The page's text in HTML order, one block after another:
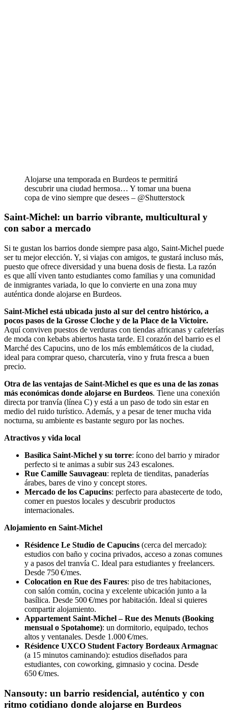
Alojarse una temporada en Burdeos te permitirá
descubrir una ciudad hermosa… Y tomar una buena
copa de vino siempre que desees – @Shutterstock
Saint-Michel: un barrio vibrante, multicultural y
con sabor a mercado
Si te gustan los barrios donde siempre pasa algo, Saint-Michel puede
ser tu mejor elección. Y, si viajas con amigos, te gustará incluso más,
puesto que ofrece diversidad y una buena dosis de fiesta. La razón
es que allí viven tanto estudiantes como familias y una comunidad
de inmigrantes variada, lo que lo convierte en una zona muy
auténtica donde alojarse en Burdeos.
Saint-Michel está ubicada justo al sur del centro histórico, a
pocos pasos de la Grosse Cloche y de la Place de la Victoire.
Aquí conviven puestos de verduras con tiendas africanas y cafeterías
de moda con kebabs abiertos hasta tarde. El corazón del barrio es el
Marché des Capucins, uno de los más emblemáticos de la ciudad,
ideal para comprar queso, charcutería, vino y fruta fresca a buen
precio.
Otra de las ventajas de Saint-Michel es que es una de las zonas
más económicas donde alojarse en Burdeos. Tiene una conexión
directa por tranvía (línea C) y está a un paso de todo sin estar en
medio del ruido turístico. Además, y a pesar de tener mucha vida
nocturna, su ambiente es bastante seguro por las noches.
Atractivos y vida local
Basílica Saint-Michel y su torre: ícono del barrio y mirador
perfecto si te animas a subir sus 243 escalones.
Rue Camille Sauvageau: repleta de tienditas, panaderías
árabes, bares de vino y concept stores.
Mercado de los Capucins: perfecto para abastecerte de todo,
comer en puestos locales y descubrir productos
internacionales.
Alojamiento en Saint-Michel
Résidence Le Studio de Capucins (cerca del mercado):
estudios con baño y cocina privados, acceso a zonas comunes
y a pasos del tranvía C. Ideal para estudiantes y freelancers.
Desde 750 €/mes.
Colocation en Rue des Faures: piso de tres habitaciones,
con salón común, cocina y excelente ubicación junto a la
basílica. Desde 500 €/mes por habitación. Ideal si quieres
compartir alojamiento.
Appartement Saint-Michel – Rue des Menuts (Booking
mensual o Spotahome): un dormitorio, equipado, techos
altos y ventanales. Desde 1.000 €/mes.
Résidence UXCO Student Factory Bordeaux Armagnac
(a 15 minutos caminando): estudios diseñados para
estudiantes, con coworking, gimnasio y cocina. Desde
650 €/mes.
Nansouty: un barrio residencial, auténtico y con
ritmo cotidiano donde alojarse en Burdeos